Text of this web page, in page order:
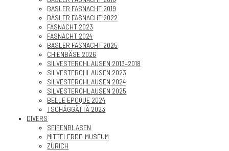
BASLER FASNACHT 2019
BASLER FASNACHT 2022
FASNACHT 2023
FASNACHT 2024
BASLER FASNACHT 2025
CHIENBÄSE 2026
SILVESTERCHLAUSEN 2013–2018
SILVESTERCHLAUSEN 2023
SILVESTERCHLAUSEN 2024
SILVESTERCHLAUSEN 2025
BELLE EPOQUE 2024
TSCHÄGGÄTTÄ 2023
DIVERS
SEIFENBLASEN
MITTELERDE-MUSEUM
ZÜRICH